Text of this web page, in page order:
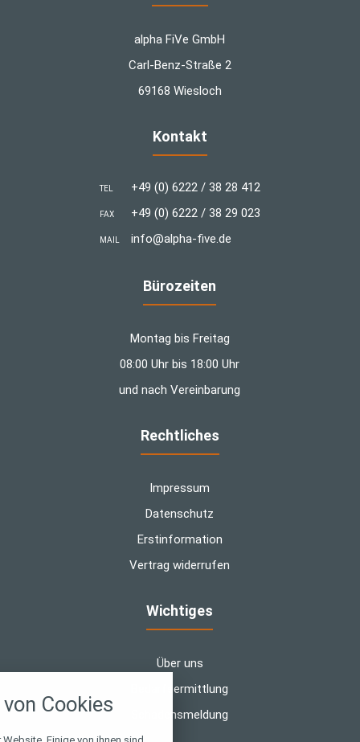
alpha FiVe GmbH
Carl-Benz-Straße 2
69168 Wiesloch
Kontakt
TEL +49 (0) 6222 / 38 28 412
FAX +49 (0) 6222 / 38 29 023
MAIL info@alpha-five.de
Bürozeiten
Montag bis Freitag
08:00 Uhr bis 18:00 Uhr
und nach Vereinbarung
Rechtliches
Impressum
Datenschutz
Erstinformation
Vertrag widerrufen
Wichtiges
Über uns
Bedarfsermittlung
Schadensmeldung
Cookies
alle verwendeten Cookies und
zu blockieren.